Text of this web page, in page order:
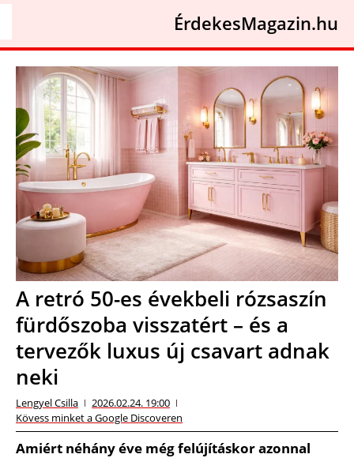
ÉrdekesMagazin.hu
A retró 50-es évekbeli rózsaszín
fürdőszoba visszatért – és a
tervezők luxus új csavart adnak
neki
Lengyel Csilla
2026.02.24. 19:00
Kövess minket a Google Discoveren
Amiért néhány éve még felújításkor azonnal